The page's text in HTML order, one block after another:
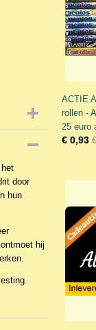
door
hun
hij
ACTIE
rollen -
25 euro
€ 0,93